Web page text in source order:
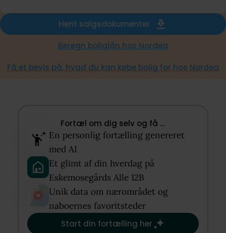
Hent salgsdokumenter
Beregn boliglån hos Nordea
Få et bevis på, hvad du kan købe bolig for hos Nordea
Fortæl om dig selv og få …​
En personlig fortælling genereret
med AI​
Et glimt af din hverdag på
Eskemosegårds Alle 12B​
Unik data om nærområdet og
naboernes favoritsteder​
Start din fortælling her